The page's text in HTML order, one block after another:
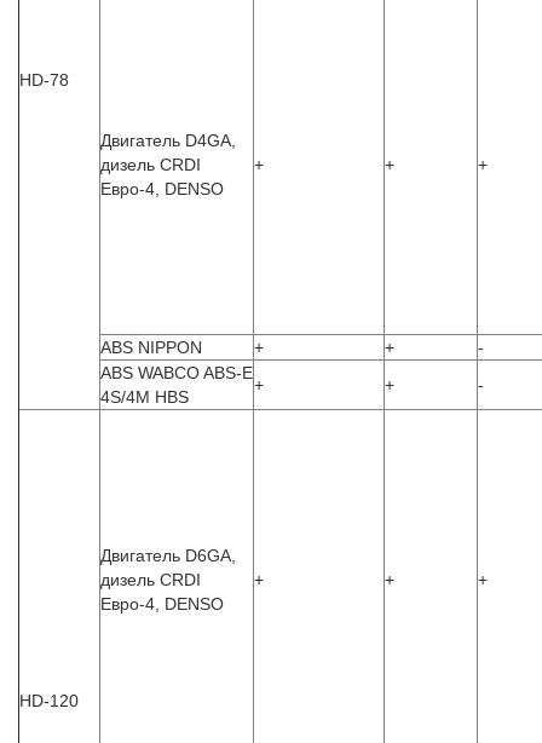
HD-78
Двигатель D4GA,
дизель CRDI
Евро-4, DENSO
+ + +
ABS NIPPON + +
-
ABS WABCO ABS-E
4S/4M HBS
+ + -
HD-120
Двигатель D6GA,
дизель CRDI
Евро-4, DENSO
+ + +